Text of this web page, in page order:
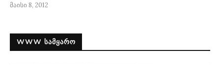
მაისი 8, 2012
WWW ᲡᲐᲛᲧᲐᲠᲝ